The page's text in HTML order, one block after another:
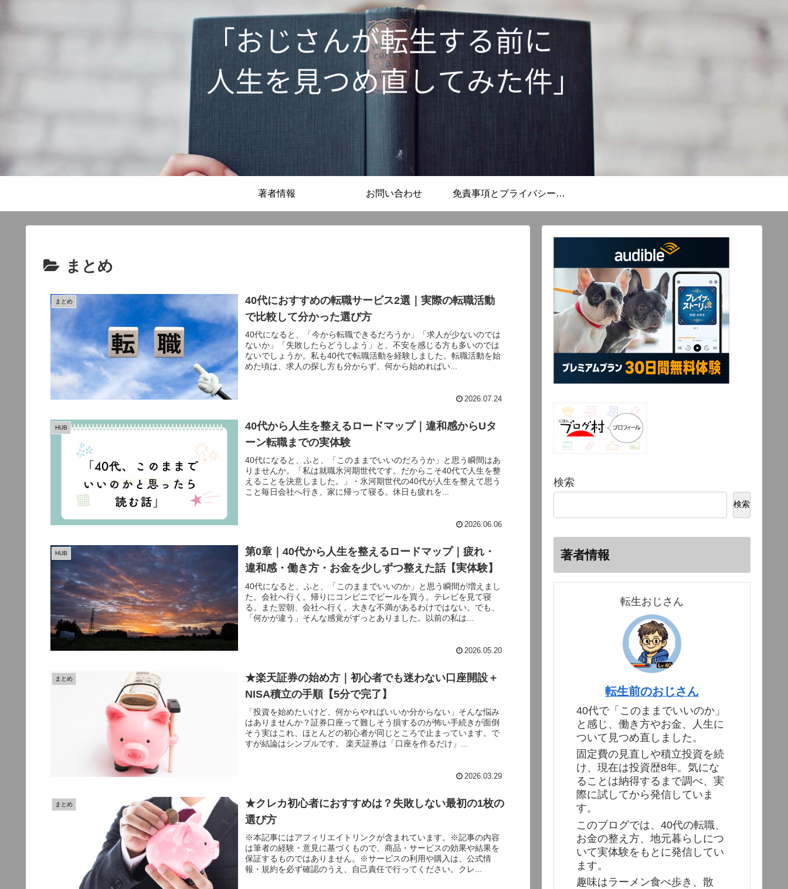
著者情報 お問い合わせ 免責事項とプライバシーポリシー
まとめ
まとめ
40代におすすめの転職サービス2選｜実際の転職活動
で比較して分かった選び方
40代になると、「今から転職できるだろうか」「求人が少ないのでは
ないか」「失敗したらどうしよう」と、不安を感じる方も多いのでは
ないでしょうか。私も40代で転職活動を経験しました。転職活動を始
めた頃は、求人の探し方も分からず、何から始めればい...
2026.07.24
HUB
40代から人生を整えるロードマップ｜違和感からUタ
ーン転職までの実体験
40代になると、ふと、「このままでいいのだろうか」と思う瞬間はあ
りませんか。「私は就職氷河期世代です。だからこそ40代で人生を整
えることを決意しました。」・氷河期世代の40代が人生を整えて思う
こと毎日会社へ行き、家に帰って寝る。休日も疲れを...
2026.06.06
HUB
第0章｜40代から人生を整えるロードマップ｜疲れ・
違和感・働き方・お金を少しずつ整えた話【実体験】
40代になると、ふと、「このままでいいのか」と思う瞬間が増えまし
た。会社へ行く。帰りにコンビニでビールを買う。テレビを見て寝
る。また翌朝、会社へ行く。大きな不満があるわけではない。でも、
「何かが違う」そんな感覚がずっとありました。以前の私は...
2026.05.20
まとめ
★楽天証券の始め方｜初心者でも迷わない口座開設＋
NISA積立の手順【5分で完了】
「投資を始めたいけど、何からやればいいか分からない」そんな悩み
はありませんか？証券口座って難しそう損するのが怖い手続きが面倒
そう実はこれ、ほとんどの初心者が同じところで止まっています。で
すが結論はシンプルです。 楽天証券は「口座を作るだけ」...
2026.03.29
まとめ
★クレカ初心者におすすめは？失敗しない最初の1枚の
選び方
※本記事にはアフィリエイトリンクが含まれています。※記事の内容
は筆者の経験・意見に基づくもので、商品・サービスの効果や結果を
保証するものではありません。※サービスの利用や購入は、公式情
報・規約を必ず確認のうえ、自己責任で行ってください。クレ...
検索
検索
著者情報
転生おじさん
転生前のおじさん
40代で「このままでいいのか」
と感じ、働き方やお金、人生に
ついて見つめ直しました。
固定費の見直しや積立投資を続
け、現在は投資歴8年。気にな
ることは納得するまで調べ、実
際に試してから発信していま
す。
このブログでは、40代の転職、
お金の整え方、地元暮らしにつ
いて実体験をもとに発信してい
ます。
趣味はラーメン食べ歩き、散